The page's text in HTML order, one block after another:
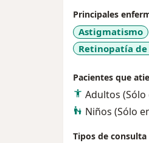
Principales
Astigmatismo
Retinopatía
Pacientes que
Adultos
Niños (Sólo
Tipos de consulta